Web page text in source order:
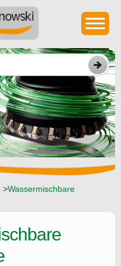
>Wassermischbare